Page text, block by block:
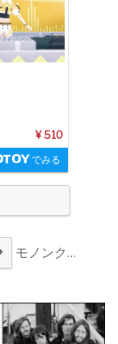
¥ 510
でみる
モノンクル新曲「Hi...